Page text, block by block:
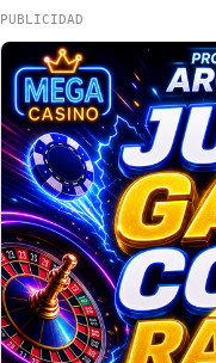
PUBLICIDAD